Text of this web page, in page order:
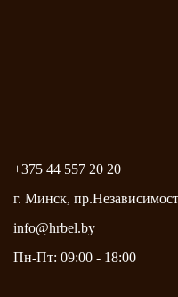
+375 44 557 20 20
г. Минск,
info@hrbel.by
Пн-Пт: 09:00 - 18:00